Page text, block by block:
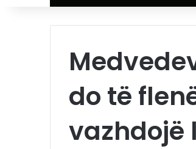
do të
vazhdojë